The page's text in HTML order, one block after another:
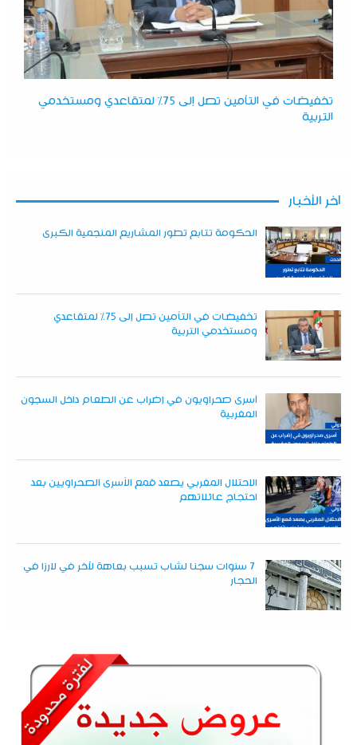
تخفيضات في التأمين تصل إلى 75% لمتقاعدي ومستخدمي
التربية
آخر الأخبار
الحكومة تتابع تطور المشاريع المنجمية الكبرى
تخفيضات في التأمين تصل إلى 75% لمتقاعدي
ومستخدمي التربية
أسرى صحراويون في إضراب عن الطعام داخل السجون
المغربية
الاحتلال المغربي يصعد قمع الأسرى الصحراويين بعد
احتجاج عائلاتهم
7 سنوات سجنا لشاب تسبب بعاهة لآخر في لارزا في
الحجار